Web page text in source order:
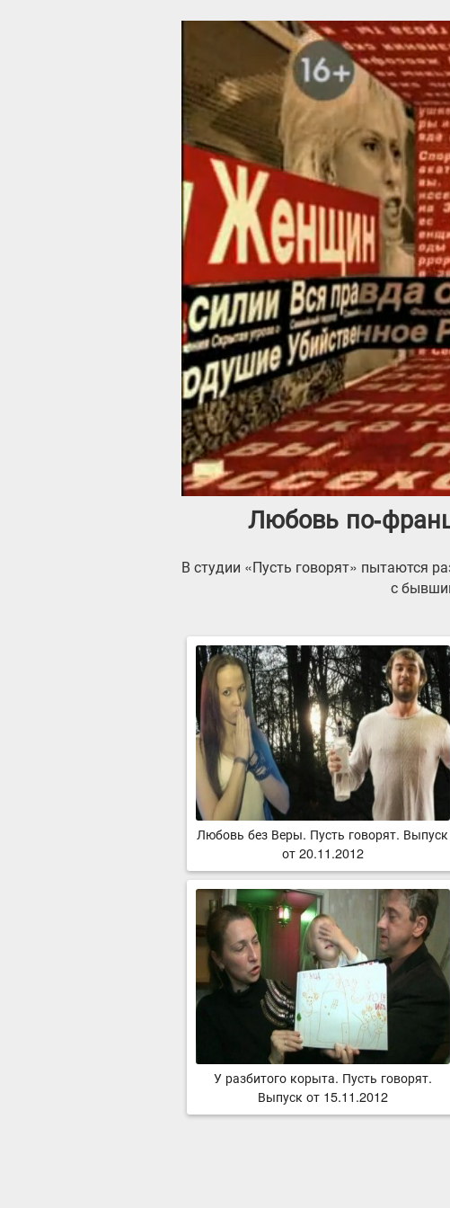
Любовь по-
В студии «Пусть говорят» пытаются
с
Любовь без Веры. Пусть говорят. Выпуск
от 20.11.2012
У разбитого корыта. Пусть говорят.
Выпуск от 15.11.2012